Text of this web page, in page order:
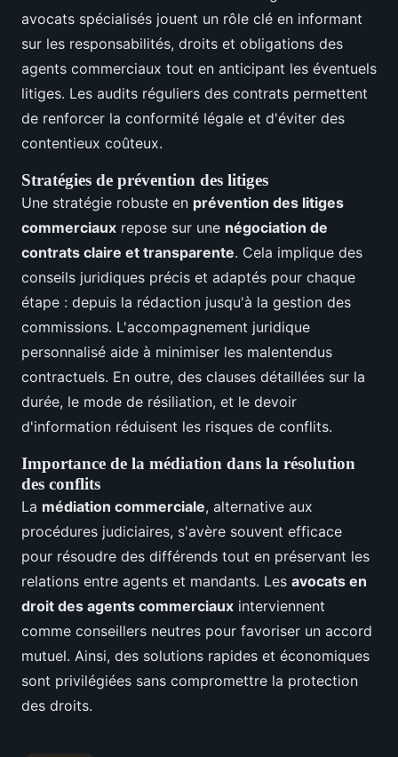
avocats spécialisés jouent un rôle clé en informant
sur les responsabilités, droits et obligations des
agents commerciaux tout en anticipant les éventuels
litiges. Les audits réguliers des contrats permettent
de renforcer la conformité légale et d'éviter des
contentieux coûteux.
Stratégies de prévention des litiges
Une stratégie robuste en prévention des litiges
commerciaux repose sur une négociation de
contrats claire et transparente. Cela implique des
conseils juridiques précis et adaptés pour chaque
étape : depuis la rédaction jusqu'à la gestion des
commissions. L'accompagnement juridique
personnalisé aide à minimiser les malentendus
contractuels. En outre, des clauses détaillées sur la
durée, le mode de résiliation, et le devoir
d'information réduisent les risques de conflits.
Importance de la médiation dans la résolution
des conflits
La médiation commerciale, alternative aux
procédures judiciaires, s'avère souvent efficace
pour résoudre des différends tout en préservant les
relations entre agents et mandants. Les avocats en
droit des agents commerciaux interviennent
comme conseillers neutres pour favoriser un accord
mutuel. Ainsi, des solutions rapides et économiques
sont privilégiées sans compromettre la protection
des droits.